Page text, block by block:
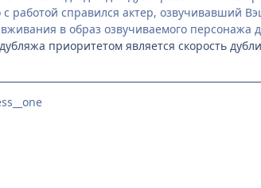
работой справился актер, озвучивавший
в образ озвучиваемого персонажа
приоритетом является скорость